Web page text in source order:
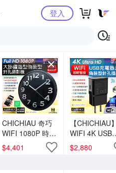
Yahoo購物中心登入
CHICHIAU 奇巧
WIFI 1080P 時鐘
掛鐘造型微型針
孔攝影機CK10 影
$4,401
【CHICHIAU
WIFI 4K USB
電器造型無線
路微型針孔攝
$2,880